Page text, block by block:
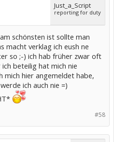
Just_a_Script
reporting for duty
schönsten ist sollte man
macht verklag ich eush ne
so ;-) ich hab früher zwar oft
beteilig hat mich nie
mich hier angemeldet habe,
ich auch nie =)
#58